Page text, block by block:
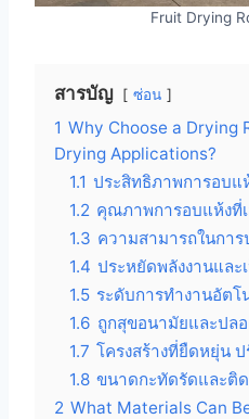
Fruit Drying
สารบัญ ซ่อน
1 Why Choose a Drying
Drying Applications?
1.1 ประสิทธิภาพการอบแ
1.2 คุณภาพการอบแห้งที่
1.3 ความสามารถในกา
1.4 ประหยัดพลังงานแล
1.5 ระดับการทำงานอัตโ
1.6 ถูกสุขอนามัยและปล
1.7 โครงสร้างที่ยืดหยุ่น
1.8 ขนาดกะทัดรัดและติด
2 What Materials Can